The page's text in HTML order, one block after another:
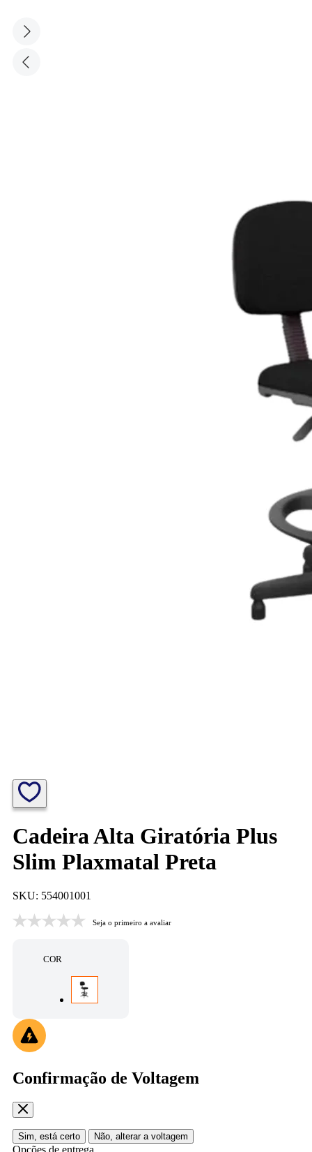
Cadeira Alta Giratória Plus
Slim Plaxmatal Preta
SKU: 554001001
Seja o primeiro a avaliar
Confirmação de Voltagem
Sim, está certo Não, alterar a voltagem
COR
Opções de entrega